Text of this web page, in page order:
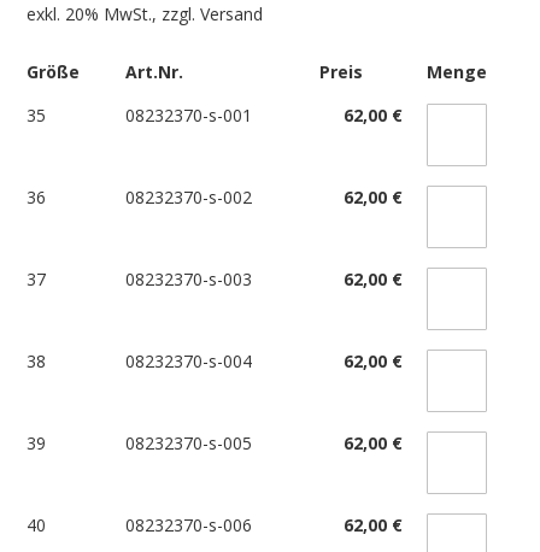
exkl. 20% MwSt., zzgl. Versand
Größe Art.Nr. Preis
Menge
35
08232370-s-001 62,00 €
36 08232370-s-002 62,00 €
37 08232370-s-003 62,00 €
38 08232370-s-004 62,00 €
39 08232370-s-005 62,00 €
40 08232370-s-006 62,00 €